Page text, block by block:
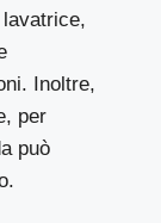
Inoltre,
per
può